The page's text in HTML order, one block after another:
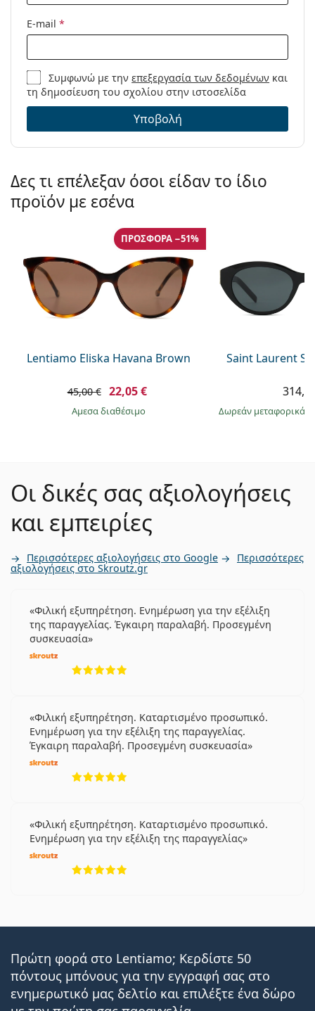
E-mail *
Συμφωνώ με τηνεπεξεργασία των δεδομένων και
τη δημοσίευση του σχολίου στην ιστοσελίδα
Υποβολή
Δες τι επέλεξαν όσοι είδαν το ίδιο
προϊόν με εσένα
Lentiamo Eliska Havana Brown
ΠΡΟΣΦΟΡΆ −51%
45,00 € 22,05 €
άμεσα διαθέσιμο
Saint Laurent
Δωρεάν μεταφορικά
Οι δικές σας αξιολογήσεις
και εμπειρίες
Περισσότερες αξιολογήσεις στο Google Περισσότερες
αξιολογήσεις στο Skroutz.gr
Φιλική εξυπηρέτηση. Ενημέρωση για την εξέλιξη
της παραγγελίας. Έγκαιρη παραλαβή. Προσεγμένη
συσκευασία
Φιλική εξυπηρέτηση. Καταρτισμένο προσωπικό.
Ενημέρωση για την εξέλιξη της παραγγελίας.
Έγκαιρη παραλαβή. Προσεγμένη συσκευασία
Φιλική εξυπηρέτηση. Καταρτισμένο προσωπικό.
Ενημέρωση για την εξέλιξη της παραγγελίας
Πρώτη φορά στο Lentiamo; Κερδίστε 50
πόντους μπόνους για την εγγραφή σας στο
ενημερωτικό μας δελτίο και επιλέξτε ένα δώρο